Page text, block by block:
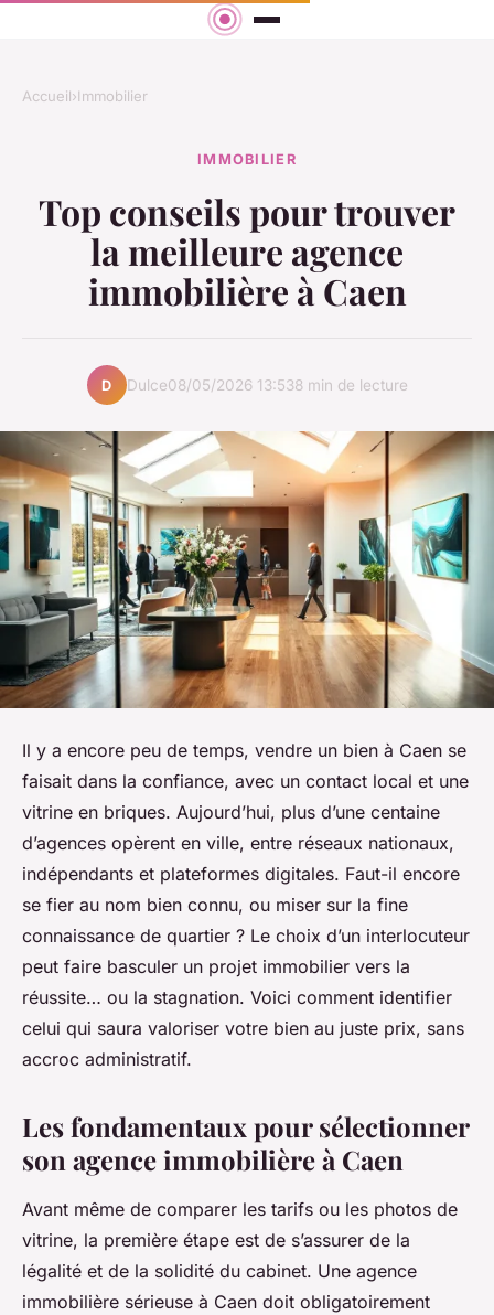
Accueil›Immobilier
IMMOBILIER
Top conseils pour trouver
la meilleure agence
immobilière à Caen
D Dulce08/05/2026 13:538 min de lecture
Il y a encore peu de temps, vendre un bien à Caen se
faisait dans la confiance, avec un contact local et une
vitrine en briques. Aujourd’hui, plus d’une centaine
d’agences opèrent en ville, entre réseaux nationaux,
indépendants et plateformes digitales. Faut-il encore
se fier au nom bien connu, ou miser sur la fine
connaissance de quartier ? Le choix d’un interlocuteur
peut faire basculer un projet immobilier vers la
réussite… ou la stagnation. Voici comment identifier
celui qui saura valoriser votre bien au juste prix, sans
accroc administratif.
Les fondamentaux pour sélectionner
son agence immobilière à Caen
Avant même de comparer les tarifs ou les photos de
vitrine, la première étape est de s’assurer de la
légalité et de la solidité du cabinet. Une agence
immobilière sérieuse à Caen doit obligatoirement